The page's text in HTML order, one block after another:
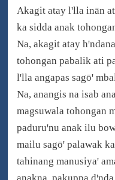
Akagit atay lꞌlla inān
ka sidda anak
Na, akagit atay
tohongan pabalik ati
lꞌlla angapas sagōꞌ
Na, anangis na isab
magsuwala tohongan
paduruꞌnu anak ilu
mailu sagōꞌ palawak
tahinang manusiyaꞌ